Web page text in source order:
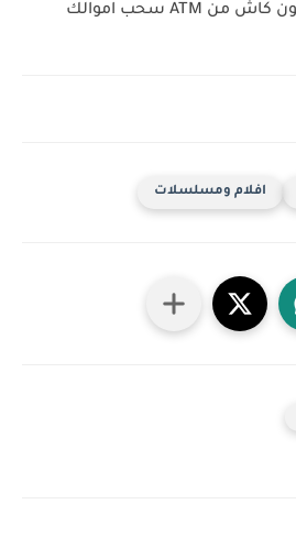
طريقة سحب فودافون كاش من ATM سحب اموالك
افلام ومسلسلات